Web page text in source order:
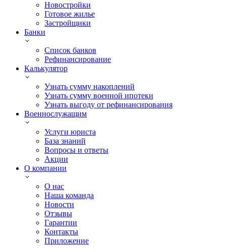
Новостройки
Готовое жилье
Застройщики
Банки
Список банков
Рефинансирование
Калькулятор
Узнать сумму накоплений
Узнать сумму военной ипотеки
Узнать выгоду от рефинансирования
Военнослужащим
Услуги юриста
База знаний
Вопросы и ответы
Акции
О компании
О нас
Наша команда
Новости
Отзывы
Гарантии
Контакты
Приложение